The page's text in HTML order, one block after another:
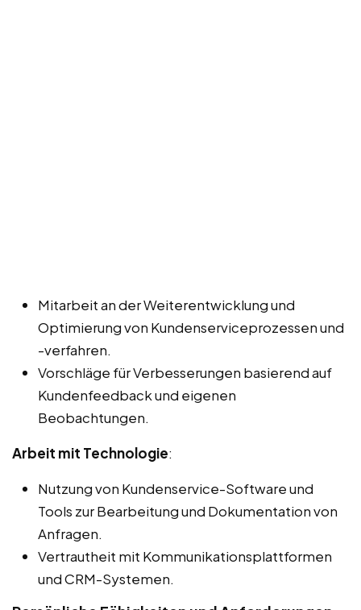
Mitarbeit an der Weiterentwicklung und
Optimierung von Kundenserviceprozessen und
-verfahren.
Vorschläge für Verbesserungen basierend auf
Kundenfeedback und eigenen
Beobachtungen.
Arbeit mit Technologie:
Nutzung von Kundenservice-Software und
Tools zur Bearbeitung und Dokumentation von
Anfragen.
Vertrautheit mit Kommunikationsplattformen
und CRM-Systemen.